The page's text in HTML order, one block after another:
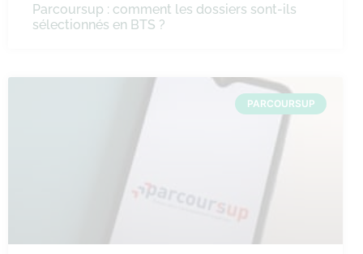
Parcoursup : comment les dossiers sont-ils
sélectionnés en BTS ?
PARCOURSUP